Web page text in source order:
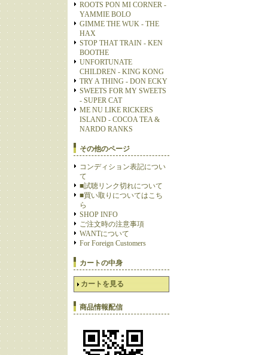
ROOTS PON MI CORNER -
YAMMIE BOLO
GIMME THE WUK - THE
HAX
STOP THAT TRAIN - KEN
BOOTHE
UNFORTUNATE
CHILDREN - KING KONG
TRY A THING - DON ECKY
SWEETS FOR MY SWEETS
- SUPER CAT
ME NU LIKE RICKERS
ISLAND - COCOA TEA &
NARDO RANKS
その他のページ
コンディション表記につい
て
■試聴リンク切れについて
■買い取りについてはこち
ら
SHOP INFO
ご注文時の注意事項
WANTについて
For Foreign Customers
カートの中身
カートを見る
商品情報配信